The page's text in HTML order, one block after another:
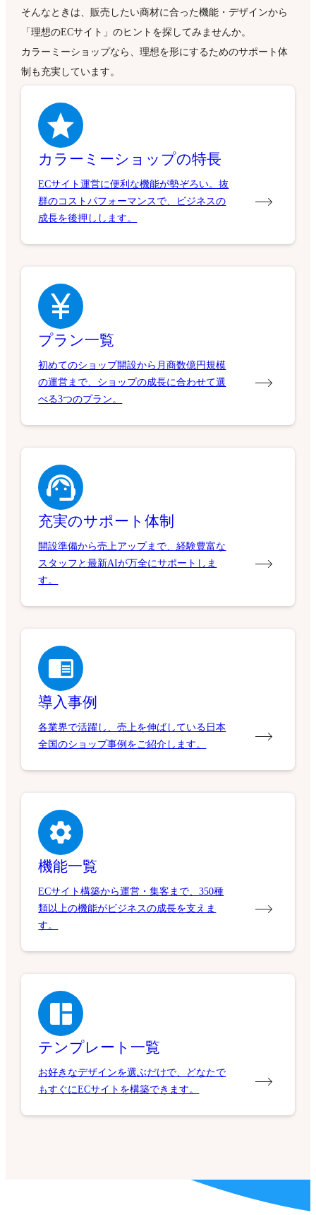
そんなときは、販売したい商材に合った機能・デザインから
「理想のECサイト」のヒントを探してみませんか。
カラーミーショップなら、理想を形にするためのサポート体
制も充実しています。
カラーミーショップの特長
ECサイト運営に便利な機能が勢ぞろい。抜
群のコストパフォーマンスで、ビジネスの
成長を後押しします。
プラン一覧
初めてのショップ開設から月商数億円規模
の運営まで、ショップの成長に合わせて選
べる3つのプラン。
充実のサポート体制
開設準備から売上アップまで、経験豊富な
スタッフと最新AIが万全にサポートしま
す。
導入事例
各業界で活躍し、売上を伸ばしている日本
全国のショップ事例をご紹介します。
機能一覧
ECサイト構築から運営・集客まで、350種
類以上の機能がビジネスの成長を支えま
す。
テンプレート一覧
お好きなデザインを選ぶだけで、どなたで
もすぐにECサイトを構築できます。